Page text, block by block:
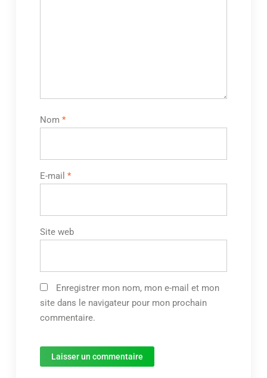
Nom *
E-mail *
Site web
Enregistrer mon nom, mon e-mail et mon
site dans le navigateur pour mon prochain
commentaire.